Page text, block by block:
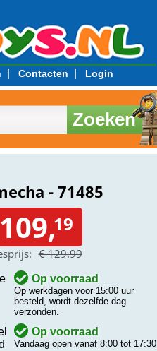
Contacten Login
Zoeken
- 71485
19
€ 129.99
Op voorraad
Op werkdagen voor 15:00 uur
besteld, wordt dezelfde dag
verzonden.
Op voorraad
Vandaag open vanaf 8:00 tot 17:30